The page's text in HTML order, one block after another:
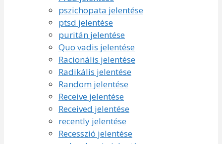
pszichopata jelentése
ptsd jelentése
puritán jelentése
Quo vadis jelentése
Racionális jelentése
Radikális jelentése
Random jelentése
Receive jelentése
Received jelentése
recently jelentése
Recesszió jelentése